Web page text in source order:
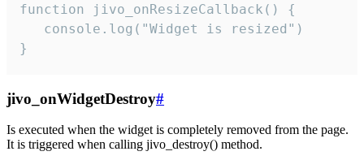
function jivo_onResizeCallback() {
   console.log("Widget is resized")
}
jivo_onWidgetDestroy#
Is executed when the widget is completely removed from the page.
It is triggered when calling jivo_destroy() method.